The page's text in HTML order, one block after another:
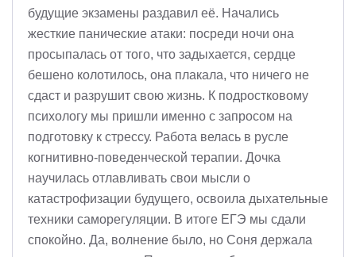
будущие экзамены раздавил её. Начались
жесткие панические атаки: посреди ночи она
просыпалась от того, что задыхается, сердце
бешено колотилось, она плакала, что ничего не
сдаст и разрушит свою жизнь. К подростковому
психологу мы пришли именно с запросом на
подготовку к стрессу. Работа велась в русле
когнитивно-поведенческой терапии. Дочка
научилась отлавливать свои мысли о
катастрофизации будущего, освоила дыхательные
техники саморегуляции. В итоге ЕГЭ мы сдали
спокойно. Да, волнение было, но Соня держала